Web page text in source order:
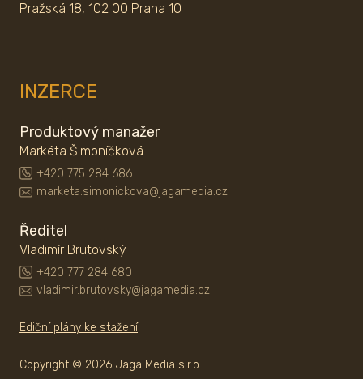
Pražská 18, 102 00 Praha 10
INZERCE
Produktový manažer
Markéta Šimoníčková
+420 775 284 686
marketa.simonickova@jagamedia.cz
Ředitel
Vladimír Brutovský
+420 777 284 680
vladimir.brutovsky@jagamedia.cz
Ediční plány ke stažení
Copyright © 2026 Jaga Media s.r.o.